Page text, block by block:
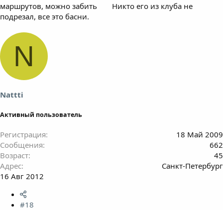
маршрутов, можно забить
Никто его из клуба не
подрезал, все это басни.
N
Nattti
Активный пользователь
Регистрация
18 Май 2009
Сообщения
662
Возраст
45
Адрес
Санкт-Петербург
16 Авг 2012
#18